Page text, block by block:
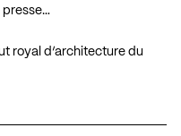
presse…
royal d’architecture du